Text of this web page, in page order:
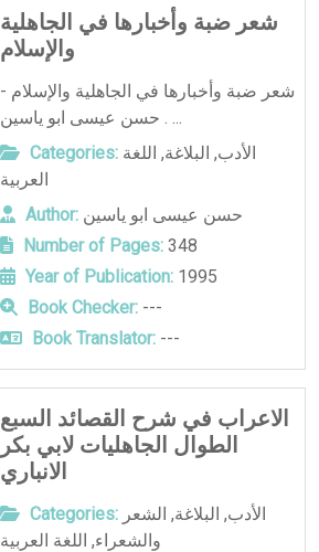
شعر ضبة وأخبارها في الجاهلية
والإسلام
شعر ضبة وأخبارها في الجاهلية والإسلام -
حسن عيسى ابو ياسين . ...
Categories:
الأدب, البلاغة, اللغة
العربية
Author: حسن عيسى ابو ياسين
Number of Pages:348
Year of Publication:1995
Book Checker:---
Book Translator:---
الاعراب في شرح القصائد السبع
الطوال الجاهليات لابي بكر
الانباري
Categories: الأدب, البلاغة, الشعر
والشعراء, اللغة العربية